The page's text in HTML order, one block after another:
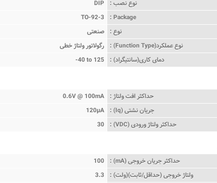
نوع نصب :
DIP
Package :
TO-92-3
نوع :
صنعتی
نوع عملکرد(Function Type) :
رگولاتور ولتاژ خطی
دمای کاری(سانتیگراد) :
-40 to 125
حداکثر افت ولتاژ :
0.6V @ 100mA
جریان نشتی (Iq) :
120µA
حداکثر ولتاژ ورودی (VDC) :
30
حداکثر جریان خروجی (mA) :
100
ولتاژ خروجی (حداقل/ثابت)(ولت) :
3.3